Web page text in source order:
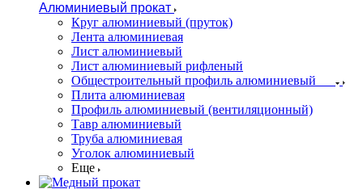
Алюминиевый прокат
Круг алюминиевый (пруток)
Лента алюминиевая
Лист алюминиевый
Лист алюминиевый рифленый
Общестроительный профиль алюминиевый
Плита алюминиевая
Профиль алюминиевый (вентиляционный)
Тавр алюминиевый
Труба алюминиевая
Уголок алюминиевый
Еще